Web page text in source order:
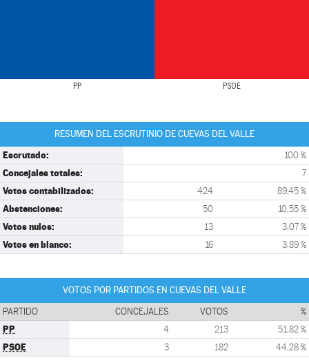
PP PSOE
RESUMEN DEL ESCRUTINIO DE CUEVAS DEL VALLE
Escrutado: 100 %
Concejales totales: 7
Votos contabilizados: 424 89,45 %
Abstenciones: 50 10,55 %
Votos nulos: 13 3,07 %
Votos en blanco: 16 3,89 %
VOTOS POR PARTIDOS EN CUEVAS DEL VALLE
PARTIDO CONCEJALES VOTOS %
PP 4 213 51,82 %
PSOE 3 182 44,28 %